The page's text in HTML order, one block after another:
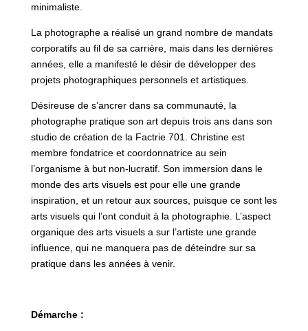
minimaliste.
La photographe a réalisé un grand nombre de mandats
corporatifs au fil de sa carrière, mais dans les dernières
années, elle a manifesté le désir de développer des
projets photographiques personnels et artistiques.
Désireuse de s’ancrer dans sa communauté, la
photographe pratique son art depuis trois ans dans son
studio de création de la Factrie 701. Christine est
membre fondatrice et coordonnatrice au sein
l’organisme à but non-lucratif. Son immersion dans le
monde des arts visuels est pour elle une grande
inspiration, et un retour aux sources, puisque ce sont les
arts visuels qui l’ont conduit à la photographie. L’aspect
organique des arts visuels a sur l’artiste une grande
influence, qui ne manquera pas de déteindre sur sa
pratique dans les années à venir.
Démarche :